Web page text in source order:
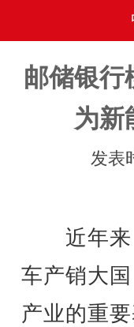
邮储银行
为新
发表
近年来
车产销大
产业的重